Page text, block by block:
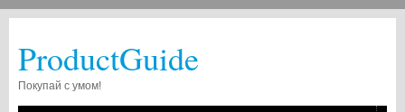
ProductGuide
Покупай с умом!